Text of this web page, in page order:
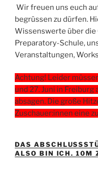
Wir freuen uns euch
begrüssen zu dürfen.
Wissenswerte über
Preparatory-Schule,
Veranstaltungen,
Achtung! Leider
und 27. Juni in
absagen. Die große
Zuschauer:innen eine
DAS
ALSO BIN ICH. 10M